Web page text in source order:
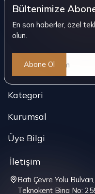
Bültenimize
En son haberler, özel
olun.
Abone Ol
Kategori
Kurumsal
Üye Bilgi
İletişim
Batı Çevre Yolu
Teknokent Bina No: